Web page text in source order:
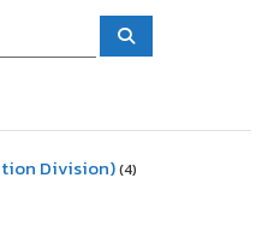
S
Division)(4)